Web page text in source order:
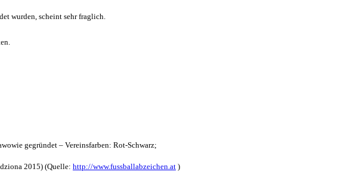
wurden, scheint sehr fraglich.
gegründet – Vereinsfarben: Rot-Schwarz;
2015) (Quelle: http://www.fussballabzeichen.at )